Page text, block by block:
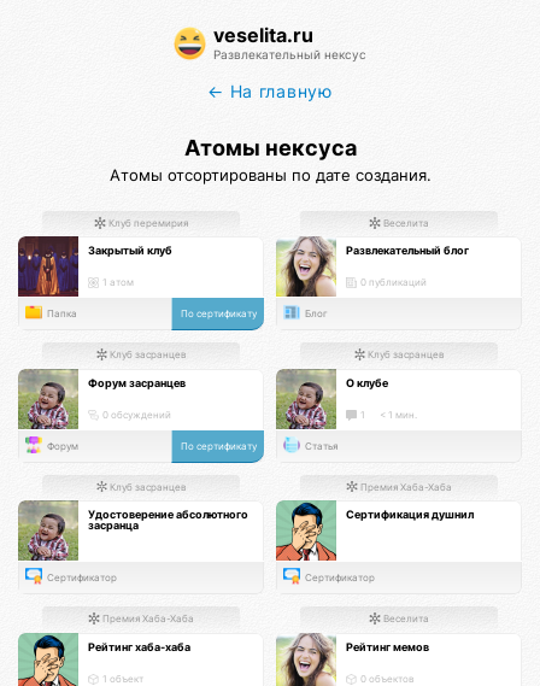
veselita.ru
Развлекательный нексус
← На главную
Атомы нексуса
Атомы отсортированы по дате создания.
Клуб перемирия
Закрытый клуб
1 атом
Папка По сертификату
Веселита
Развлекательный блог
0 публикаций
Блог
Клуб засранцев
Форум засранцев
0 обсуждений
Форум По сертификату
Клуб засранцев
О клубе
1 < 1 мин.
Статья
Клуб засранцев
Удостоверение абсолютного
засранца
Сертификатор
Премия Хаба-Хаба
Сертификация душнил
Сертификатор
Премия Хаба-Хаба
Рейтинг хаба-хаба
1 объект
Веселита
Рейтинг мемов
0 объектов